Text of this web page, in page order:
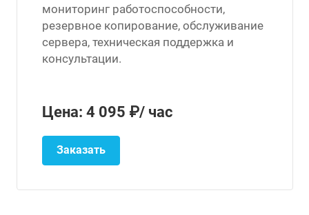
мониторинг работоспособности,
резервное копирование, обслуживание
сервера, техническая поддержка и
консультации.
Цена: 4 095 ₽/ час
Заказать